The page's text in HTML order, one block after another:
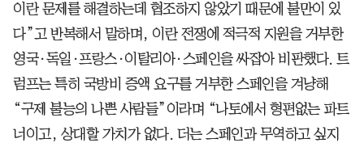
이란 문제를 해결하는데 협조하지 않았기 때문에 불만이 있
다”고 반복해서 말하며, 이란 전쟁에 적극적 지원을 거부한
영국·독일·프랑스·이탈리아·스페인을 싸잡아 비판했다. 트
럼프는 특히 국방비 증액 요구를 거부한 스페인을 겨냥해
“구제 불능의 나쁜 사람들”이라며 “나토에서 형편없는 파트
너이고, 상대할 가치가 없다. 더는 스페인과 무역하고 싶지